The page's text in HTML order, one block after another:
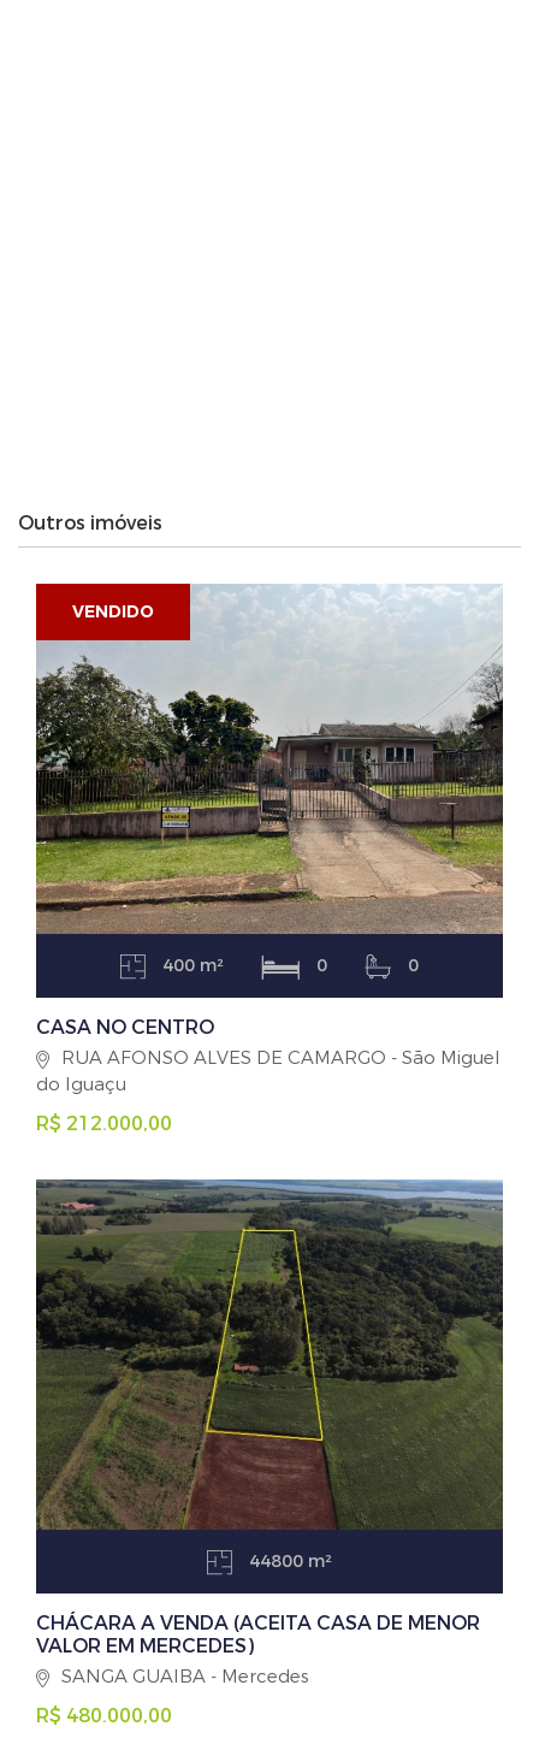
Outros imóveis
VENDIDO
400 m² 0 0
CASA NO CENTRO
RUA AFONSO ALVES DE CAMARGO - São Miguel
do Iguaçu
R$ 212.000,00
44800 m²
CHÁCARA A VENDA (ACEITA CASA DE MENOR
VALOR EM MERCEDES)
SANGA GUAIBA - Mercedes
R$ 480.000,00